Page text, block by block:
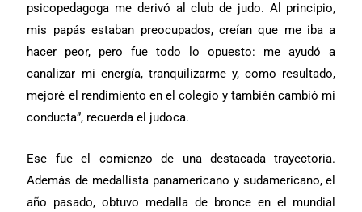
psicopedagoga me derivó al club de judo. Al principio,
mis papás estaban preocupados, creían que me iba a
hacer peor, pero fue todo lo opuesto: me ayudó a
canalizar mi energía, tranquilizarme y, como resultado,
mejoré el rendimiento en el colegio y también cambió mi
conducta”, recuerda el judoca.
Ese fue el comienzo de una destacada trayectoria.
Además de medallista panamericano y sudamericano, el
año pasado, obtuvo medalla de bronce en el mundial